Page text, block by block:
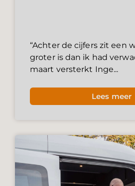
“Achter de cijfers zit een
groter is dan ik had
maart versterkt Inge...
Lees meer